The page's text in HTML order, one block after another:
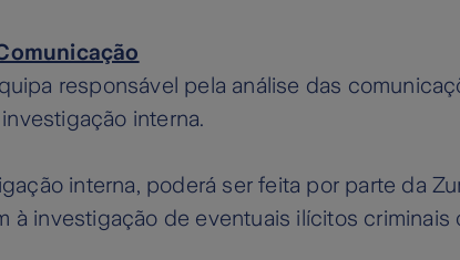
responsável pela análise das
interna.
interna, poderá ser feita por parte da
à investigação de eventuais ilícitos criminais